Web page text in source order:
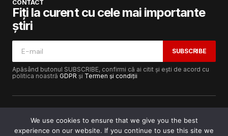
CONTACT
Fiți la curent cu cele mai importante
știri
SUBSCRIBE
Apăsând butonul SUBSCRIBE, confirmi că ai citit și ești de acord cu
politica noastră GDPR și Termen și condiții
Copyright © 2017-2025Lugojeanul.ro· Toate drepturile
We use cookies to ensure that we give you the best
experience on our website. If you continue to use this site we